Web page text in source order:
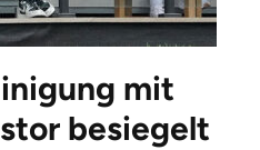
mit
besiegelt